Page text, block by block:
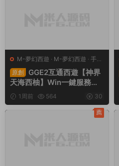
M-夢幻西遊 · M-夢幻西遊 · 手遊
服務端 · 端遊服務端
原創
GGE2互通西遊【神界
天海西柚】Win一鍵服務端
+安卓蘋果PC三端+内置GM
工具+全套源碼+視頻架設教
1周前 564 30
薦